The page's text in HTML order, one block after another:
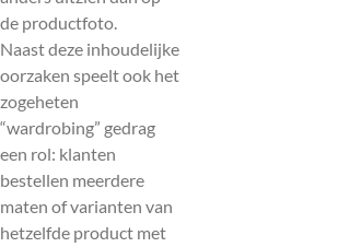
de productfoto.
Naast deze inhoudelijke
oorzaken speelt ook het
zogeheten
“wardrobing” gedrag
een rol: klanten
bestellen meerdere
maten of varianten van
hetzelfde product met